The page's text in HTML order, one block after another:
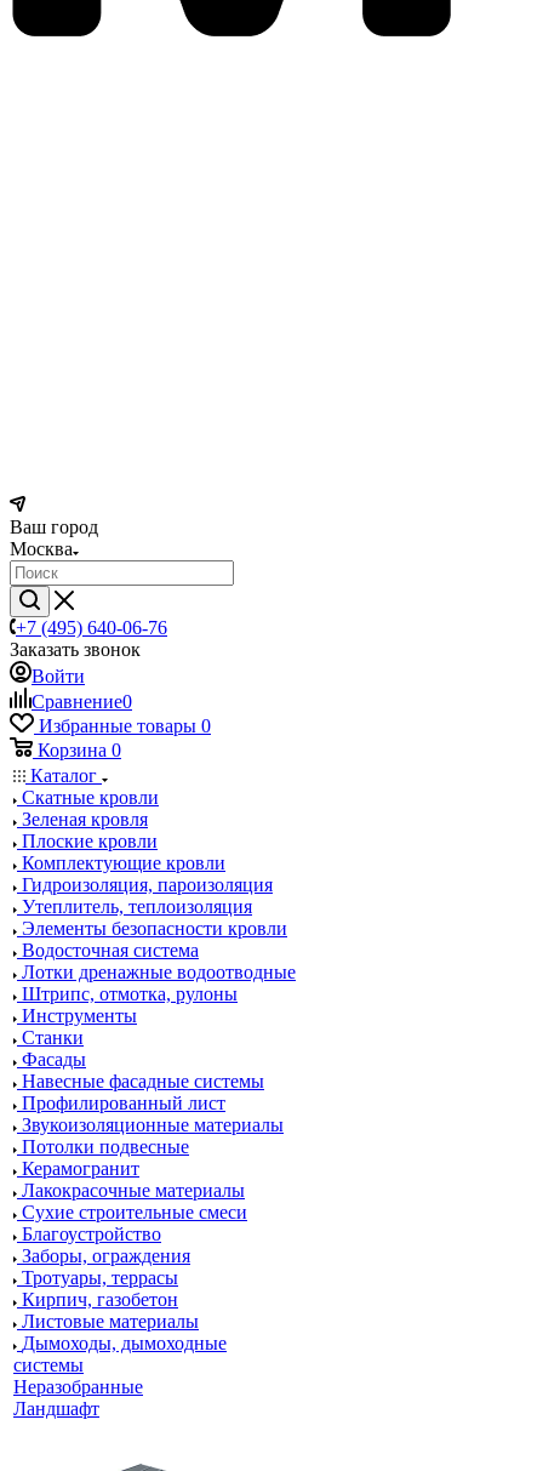
Ваш город
Москва
+7 (495) 640-06-76
Заказать звонок
Войти
Сравнение0
Избранные товары 0
Корзина 0
Каталог
Скатные кровли
Зеленая кровля
Плоские кровли
Комплектующие кровли
Гидроизоляция, пароизоляция
Утеплитель, теплоизоляция
Элементы безопасности кровли
Водосточная система
Лотки дренажные водоотводные
Штрипс, отмотка, рулоны
Инструменты
Станки
Фасады
Навесные фасадные системы
Профилированный лист
Звукоизоляционные материалы
Потолки подвесные
Керамогранит
Лакокрасочные материалы
Сухие строительные смеси
Благоустройство
Заборы, ограждения
Тротуары, террасы
Кирпич, газобетон
Листовые материалы
Дымоходы, дымоходные
системы
Неразобранные
Ландшафт